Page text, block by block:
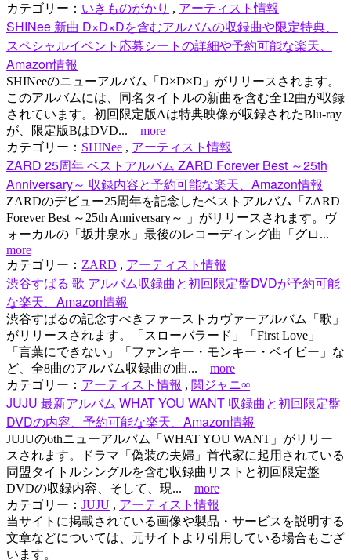
カテゴリー： いきものがかり , アーティスト情報
SHINee 新曲 D×D×Dを含むアルバムの収録曲や限定特典、
スペシャルイベント応募シートの詳細や予約可能な楽天、
Amazon情報
SHINeeのニューアルバム「D×D×D」がリリースされます。
このアルバムには、同名タイトルの新曲を含む全12曲が収録
されています。初回限定版Aは特典映像が収録されたBlu-ray
が、限定版BはDVD... more
カテゴリー： SHINee , アーティスト情報
ZARD 25周年 ベストアルバム ZARD Forever Best ～25th
Anniversary～ 収録内容と予約可能な楽天、Amazon情報
ZARDのデビュー25周年を記念したベストアルバム「ZARD
Forever Best ～25th Anniversary～ 」がリリースされます。ヴ
ォーカルの「坂井泉水」最後のレコーディング曲「グロ...
more
カテゴリー： ZARD , アーティスト情報
渋谷すばる 歌 アルバム収録曲と初回限定盤DVDが予約可能
な楽天、Amazon情報
渋谷すばるの記念すべきファーストカヴァーアルバム「歌」
がリリースされます。「スローバラード」「First Love」
「言葉にできない」「ファンキー・モンキー・ベイビー」な
ど、全8曲のアルバム収録曲の曲... more
カテゴリー： アーティスト情報 , 関ジャニ∞
JUJU 最新アルバム WHAT YOU WANT 収録曲と初回限定盤
DVDの内容、予約可能な楽天、Amazon情報
JUJUの6thニューアルバム「WHAT YOU WANT」がリリー
スされます。ドラマ「偽装の夫婦」首代家に起用されている
同盟タイトルシングルを含む収録曲リストと初回限定盤
DVDの収録内容、そして、現... more
カテゴリー： JUJU , アーティスト情報
当サイトに掲載されている画像や製品・サービスを説明する
文章などについては、元サイトより引用している場合もござ
います。